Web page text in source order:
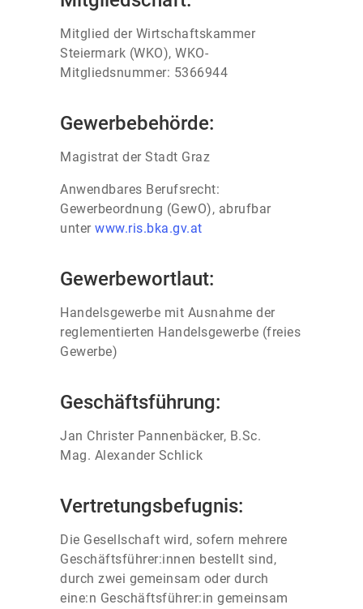
Mitglied der Wirtschaftskammer
Steiermark (WKO), WKO-
Mitgliedsnummer: 5366944
Gewerbebehörde:
Magistrat der Stadt Graz
Anwendbares Berufsrecht:
Gewerbeordnung (GewO), abrufbar
unter www.ris.bka.gv.at
Gewerbewortlaut:
Handelsgewerbe mit Ausnahme der
reglementierten Handelsgewerbe (freies
Gewerbe)
Geschäftsführung:
Jan Christer Pannenbäcker, B.Sc.
Mag. Alexander Schlick
Vertretungsbefugnis:
Die Gesellschaft wird, sofern mehrere
Geschäftsführer:innen bestellt sind,
durch zwei gemeinsam oder durch
eine:n Geschäftsführer:in gemeinsam